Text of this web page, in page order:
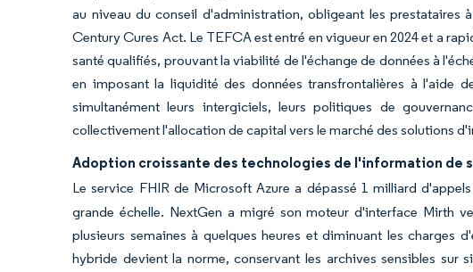
au niveau du conseil d'administration, obligeant les
Century Cures Act. Le TEFCA est entré en vigueur en 2024 et a
santé qualifiés, prouvant la viabilité de l'échange de données à
en imposant la liquidité des données transfrontalières à l'aide
simultanément leurs intergiciels, leurs politiques de
collectivement l'allocation de capital vers le marché des solutions
Adoption croissante des technologies de l'information de
Le service FHIR de Microsoft Azure a dépassé 1 milliard
grande échelle. NextGen a migré son moteur d'interface Mirth
plusieurs semaines à quelques heures et diminuant les
hybride devient la norme, conservant les archives sensibles